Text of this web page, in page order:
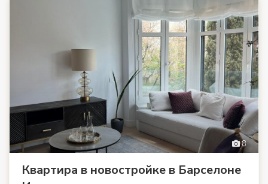
8
Квартира в новостройке в Барселоне